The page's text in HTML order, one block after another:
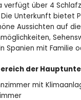
verfügt über 4
Die Unterkunft bietet
Aussichten auf
Spanien mit Familie
der
mit